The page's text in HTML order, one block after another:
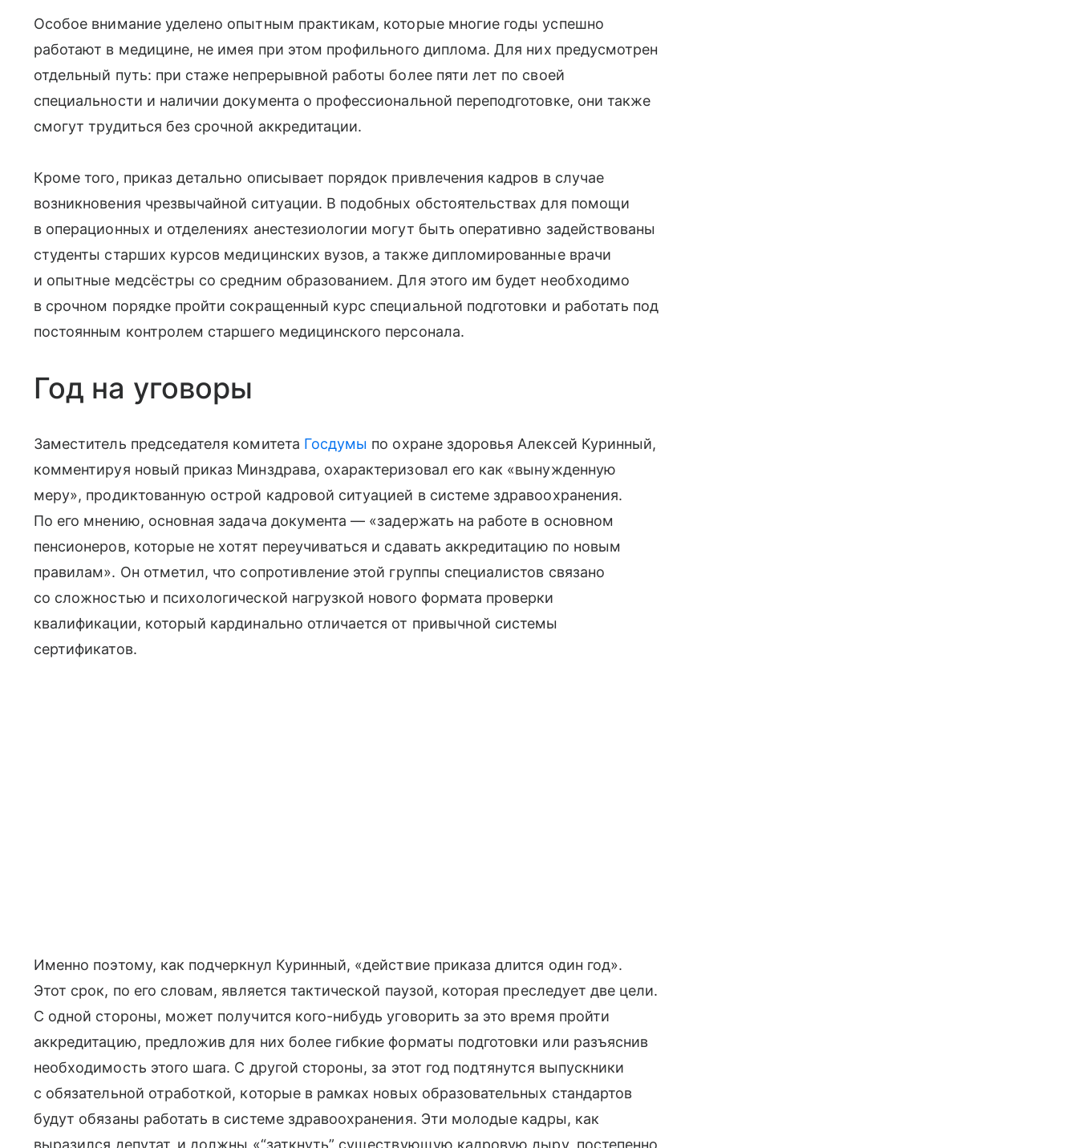
Особое внимание уделено опытным практикам, которые многие годы успешно
работают в медицине, не имея при этом профильного диплома. Для них предусмотрен
отдельный путь: при стаже непрерывной работы более пяти лет по своей
специальности и наличии документа о профессиональной переподготовке, они также
смогут трудиться без срочной аккредитации.
Кроме того, приказ детально описывает порядок привлечения кадров в случае
возникновения чрезвычайной ситуации. В подобных обстоятельствах для помощи
в операционных и отделениях анестезиологии могут быть оперативно задействованы
студенты старших курсов медицинских вузов, а также дипломированные врачи
и опытные медсёстры со средним образованием. Для этого им будет необходимо
в срочном порядке пройти сокращенный курс специальной подготовки и работать под
постоянным контролем старшего медицинского персонала.
Год на уговоры
Заместитель председателя комитета Госдумы по охране здоровья Алексей Куринный,
комментируя новый приказ Минздрава, охарактеризовал его как «вынужденную
меру», продиктованную острой кадровой ситуацией в системе здравоохранения.
По его мнению, основная задача документа — «задержать на работе в основном
пенсионеров, которые не хотят переучиваться и сдавать аккредитацию по новым
правилам». Он отметил, что сопротивление этой группы специалистов связано
со сложностью и психологической нагрузкой нового формата проверки
квалификации, который кардинально отличается от привычной системы
сертификатов.
Именно поэтому, как подчеркнул Куринный, «действие приказа длится один год».
Этот срок, по его словам, является тактической паузой, которая преследует две цели.
С одной стороны, может получится кого-нибудь уговорить за это время пройти
аккредитацию, предложив для них более гибкие форматы подготовки или разъяснив
необходимость этого шага. С другой стороны, за этот год подтянутся выпускники
с обязательной отработкой, которые в рамках новых образовательных стандартов
будут обязаны работать в системе здравоохранения. Эти молодые кадры, как
выразился депутат, и должны «“заткнуть” существующую кадровую дыру, постепенно